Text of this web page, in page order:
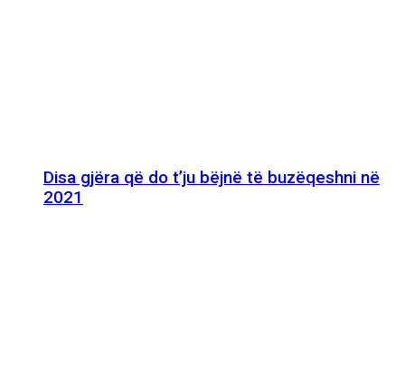
Disa gjëra që do t’ju bëjnë të buzëqeshni në
2021